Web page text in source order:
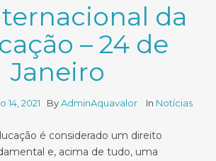
da
– 24 de
Janeiro
14, 2021 ByAdminAquavalor In Notícias
é considerado um direito
e, acima de tudo, uma